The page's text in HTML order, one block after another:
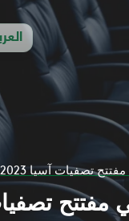
تصفيات آسيا 2023
تصفيات